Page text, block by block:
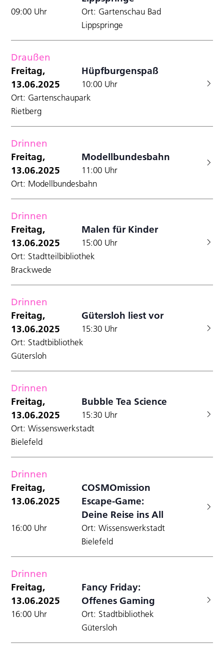
09:00 Uhr
Ort: Gartenschau Bad
Lippspringe
Draußen
Freitag,
13.06.2025
Hüpfburgenspaß
10:00 Uhr
Ort: Gartenschaupark
Rietberg
Drinnen
Freitag,
13.06.2025
Modellbundesbahn
11:00 Uhr
Ort: Modellbundesbahn
Drinnen
Freitag,
13.06.2025
Malen für Kinder
15:00 Uhr
Ort: Stadtteilbibliothek
Brackwede
Drinnen
Freitag,
13.06.2025
Gütersloh liest vor
15:30 Uhr
Ort: Stadtbibliothek
Gütersloh
Drinnen
Freitag,
13.06.2025
Bubble Tea Science
15:30 Uhr
Ort: Wissenswerkstadt
Bielefeld
Drinnen
Freitag,
13.06.2025
COSMOmission
Escape-Game:
Deine Reise ins All
16:00 Uhr
Ort: Wissenswerkstadt
Bielefeld
Drinnen
Freitag,
13.06.2025
Fancy Friday:
Offenes Gaming
16:00 Uhr
Ort: Stadtbibliothek
Gütersloh